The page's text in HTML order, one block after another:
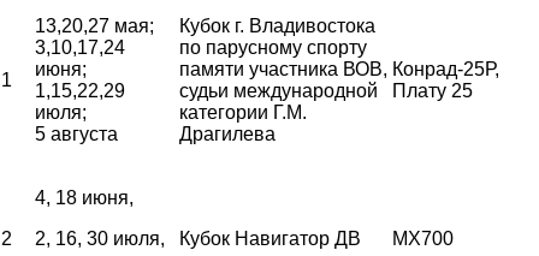
1
13,20,27 мая;
3,10,17,24
июня;
1,15,22,29
июля;
5 августа
Кубок г. Владивостока
по парусному спорту
памяти участника ВОВ,
судьи международной
категории Г.М.
Драгилева
Конрад-25Р,
Плату 25
2
4, 18 июня,
2, 16, 30 июля,
Кубок Навигатор ДВ MX700